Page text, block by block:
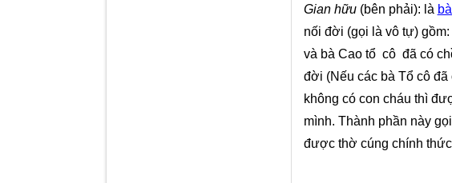
Gian hữu(bên phải): là
nối đời (gọi là vô tự)
và bà Cao tổ cô đã có
đời (Nếu các bà Tổ cô
không có con cháu thì
mình. Thành phần này
được thờ cúng chính